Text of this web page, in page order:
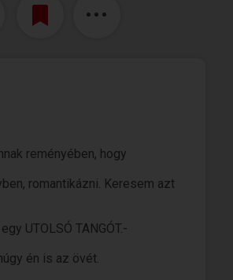
reményében, hogy
romantikázni. Keresem azt
UTOLSÓ TANGÓT.-
én is az övét.